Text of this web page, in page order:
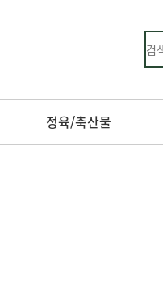
정육/축산물